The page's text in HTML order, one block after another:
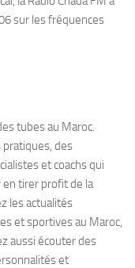
sur les fréquences
tubes au Maroc.
pratiques, des
et coachs qui
tirer profit de la
les actualités
et sportives au Maroc,
aussi écouter des
et